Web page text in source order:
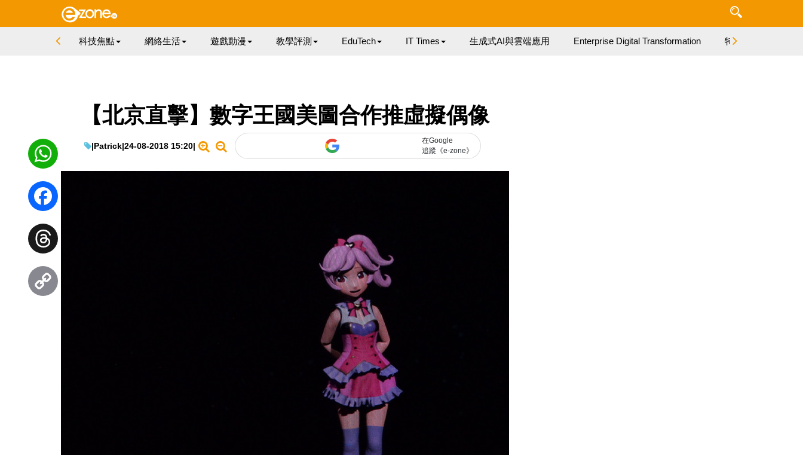
科技焦點 網絡生活 遊戲動漫 教學評測 EduTech IT Times 生成式AI與雲端應用 Enterprise Digital Transformation 特集
【北京直擊】數字王國美圖合作推虛擬偶像
|Patrick|24-08-2018 15:20|
在Google
追蹤《e-zone》
WhatsApp
Facebook
Threads